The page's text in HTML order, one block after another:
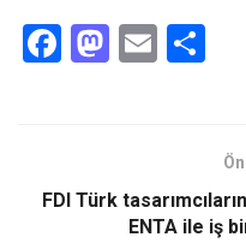
F
o
M
d
E
FDI Türk
ENTA ile iş